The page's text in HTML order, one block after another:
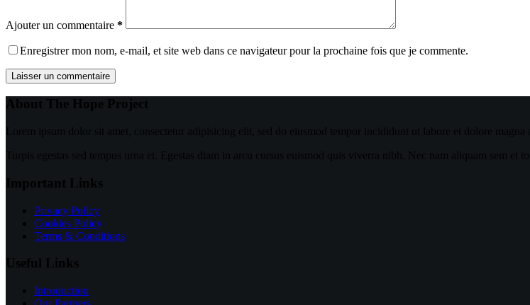
Ajouter un commentaire *
Enregistrer mon nom, e-mail, et site web dans ce navigateur pour la prochaine fois que je commente.
Laisser un commentaire
About The Hope Project
Lorem ipsum dolor sit amet, consectetur adipisicing elit, sed do eiusmod tempor incididunt ut labore et dolore
Turpis egestas sed tempus urna et. Egestas diam in arcu cursus euismod quis viverra nibh. Nec nam aliquam sem et
Important Links
Privacy Policy
Cookies Policy
Terms & Conditions
Useful Links
Introduction